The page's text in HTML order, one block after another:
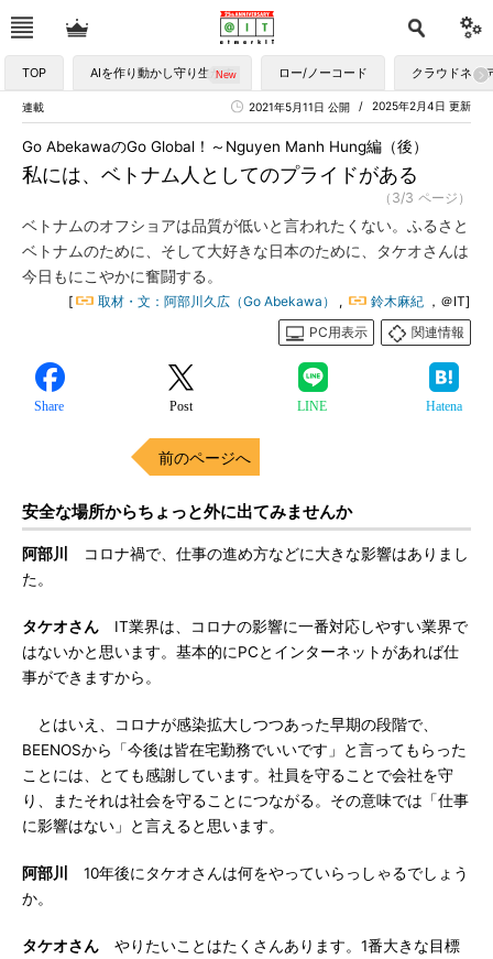
TOP AIを作り動かし守り生かす ロー/ノーコード クラウドネイ
連載 2025年2月4日 更新
2021年5月11日 公開
私には、ベトナム人としてのプライドがある
Go AbekawaのGo Global！～Nguyen Manh Hung編（後）
（3/3 ページ）
ベトナムのオフショアは品質が低いと言われたくない。ふるさと
ベトナムのために、そして大好きな日本のために、タケオさんは
今日もにこやかに奮闘する。
[ 取材・文：阿部川久広（Go Abekawa） , 鈴木麻紀 ，＠IT]
PC用表示
関連情報
Share Post LINE Hatena
前のページへ
安全な場所からちょっと外に出てみませんか
阿部川
コロナ禍で、仕事の進め方などに大きな影響はありまし
た。
タケオさん IT業界は、コロナの影響に一番対応しやすい業界で
はないかと思います。基本的にPCとインターネットがあれば仕
事ができますから。
とはいえ、コロナが感染拡大しつつあった早期の段階で、
BEENOSから「今後は皆在宅勤務でいいです」と言ってもらった
ことには、とても感謝しています。社員を守ることで会社を守
り、またそれは社会を守ることにつながる。その意味では「仕事
に影響はない」と言えると思います。
阿部川
10年後にタケオさんは何をやっていらっしゃるでしょう
か。
タケオさん やりたいことはたくさんあります。1番大きな目標